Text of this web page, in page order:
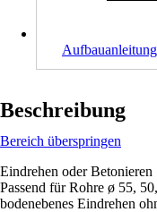
Aufbauanleitung
Beschreibung
Bereich überspringen
Eindrehen oder Betonieren
Passend für Rohre ø 55,
bodenebenes Eindrehen